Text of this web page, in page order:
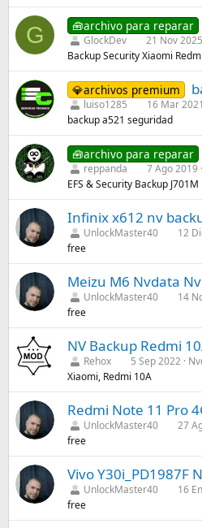
G 🧰archivo para reparar
GlockDev 21 Nov 2025
Backup Security Xiaomi
💎archivos premium
luiso1285 16 Mar 2021
backup a521 seguridad
🧰archivo para reparar
reppanda 7 Ago 2019
EFS & Security Backup J701M
Infinix x612 nv
UnlockMaster40 12
free
Meizu M6 Nvdata
UnlockMaster40 14
free
NV Backup Redmi
Rehox 5 Sep 2022
Xiaomi, Redmi 10A
Redmi Note 11 Pro
UnlockMaster40 27
free
Vivo Y30i_PD1987F
UnlockMaster40 16
free